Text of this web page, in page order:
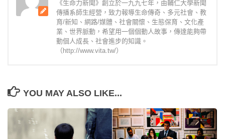
《生命力新聞》創立於一九九七年，由輔仁大學新聞
傳播系師生經營，致力報導生命傳奇、多元社會、教
育/新知、網路/媒體、社會關懷、生態保育、文化產
業、世界脈動，希望用一個個動人故事，傳達能夠帶
動個人成長、社會進步的知識。
（http://www.vita.tw/）
YOU MAY ALSO LIKE...